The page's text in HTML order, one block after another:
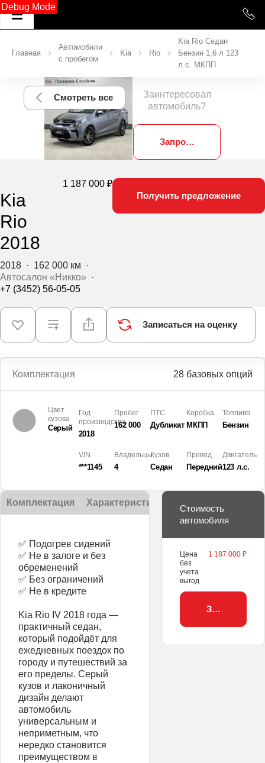
Debug Mode
Главная
Автомобили
с пробегом
Kia Rio
Kia Rio Седан
Бензин 1,6 л 123
л.с. МКПП
Заинтересовал
автомобиль?
Запросить фотографии
Смотреть все
Kia
Rio
2018
1 187 000 ₽
2018 · 162 000 км ·
Автосалон «Никко» ·
+7 (3452) 56-05-05
Получить предложение
Записаться на оценку
Комплектация 28 базовых опций
Цвет
кузова
Серый
Год
производства
2018
Пробег
162 000
ПТС
Дубликат
Коробка
МКПП
Топливо
Бензин
VIN
***1145
Владельцы
4
Кузов
Седан
Привод
Передний
Двигатель
123 л.с.
Комплектация Характеристики
✅ Подогрев сидений
✅ Не в залоге и без
обременений
✅ Без ограничений
✅ Не в кредите
Kia Rio IV 2018 года —
практичный седан,
который подойдёт для
ежедневных поездок по
городу и путешествий за
его пределы. Серый
кузов и лаконичный
дизайн делают
автомобиль
универсальным и
неприметным, что
нередко становится
преимуществом в
Стоимость
автомобиля
Цена
без
учета
выгод
1 187 000 ₽